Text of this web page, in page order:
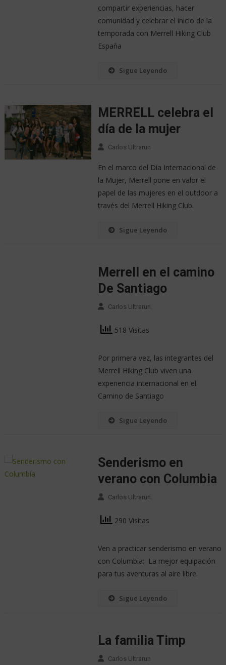
compartir experiencias, hacer
comunidad y celebrar el inicio de la
temporada con Merrell Hiking Club
España
Sigue Leyendo
MERRELL celebra el
día de la mujer
Carlos Ultrarun
En el marco del Día Internacional de
la Mujer, Merrell pone en valor el
papel de las mujeres en el outdoor a
través del Merrell Hiking Club.
Sigue Leyendo
Merrell en el camino
De Santiago
Carlos Ultrarun
518 Visitas
Por primera vez, las integrantes del
Merrell Hiking Club viven una
experiencia internacional en el
Camino de Santiago
Sigue Leyendo
Senderismo en
verano con Columbia
Carlos Ultrarun
290 Visitas
Ven a practicar senderismo en verano
con Columbia: La mejor equipación
para tus aventuras al aire libre.
Sigue Leyendo
La familia Timp
Carlos Ultrarun